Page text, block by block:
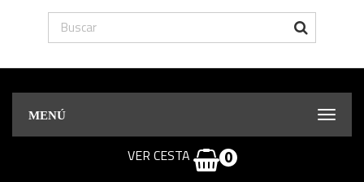
MENÚ
VER CESTA 0